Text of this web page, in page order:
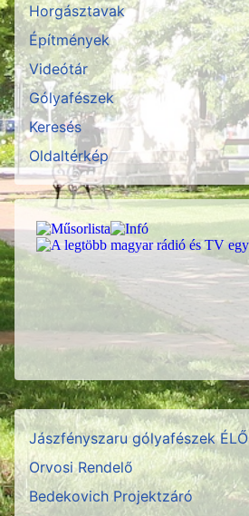
Jászfényszaru gólyafészek ÉLŐ
Orvosi Rendelő
Bedekovich Projektzáró
Horgásztavak
Építmények
Videótár
Gólyafészek
Keresés
Oldaltérkép